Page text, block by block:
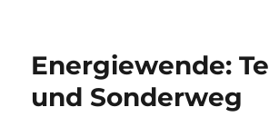
Energiewende:
und Sonderweg